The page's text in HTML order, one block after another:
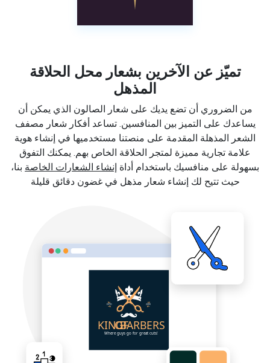
تميّز عن الآخرين بشعار محل الحلاقة
المذهل
من الضروري أن تضع يديك على شعار الصالون الذي يمكن أن
يساعدك على التميز بين المنافسين. تساعد أفكار شعار مصفف
الشعر المذهلة المقدمة على منصتنا مستخدميها في إنشاء هوية
علامة تجارية مميزة لمتجر الحلاقة الخاص بهم. يمكنك التفوق
بسهولة على منافسيك باستخدام أداة إنشاء الشعارات الخاصة بنا،
حيث تتيح لك إنشاء شعار مذهل في غضون دقائق قليلة